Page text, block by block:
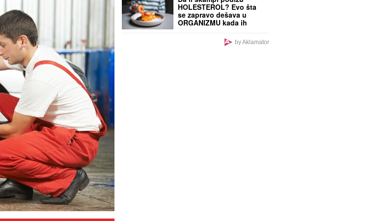
HOLESTEROL? Evo šta
se zapravo dešava u
ORGANIZMU kada ih
by Aklamator